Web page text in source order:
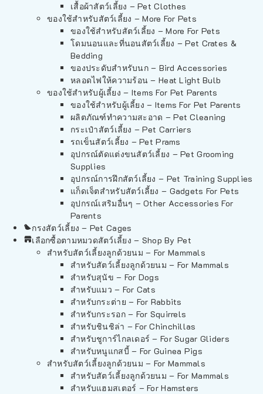
เสื้อผ้าสัตว์เลี้ยง – Pet Clothes
ของใช้สำหรับสัตว์เลี้ยง – More For Pets
ของใช้สำหรับสัตว์เลี้ยง – More For Pets
โดมนอนและที่นอนสัตว์เลี้ยง – Pet Crates &
Bedding
ของประดับสำหรับนก – Bird Accessories
หลอดไฟให้ความร้อน – Heat Light Bulb
ของใช้สำหรับผู้เลี้ยง – Items For Pet Parents
ของใช้สำหรับผู้เลี้ยง – Items For Pet Parents
ผลิตภัณฑ์ทำความสะอาด – Pet Cleaning
กระเป๋าสัตว์เลี้ยง – Pet Carriers
รถเข็นสัตว์เลี้ยง – Pet Prams
อุปกรณ์ตัดแต่งขนสัตว์เลี้ยง – Pet Grooming
Supplies
อุปกรณ์การฝึกสัตว์เลี้ยง – Pet Training Supplies
แก็ดเจ็ตสำหรับสัตว์เลี้ยง – Gadgets For Pets
อุปกรณ์เสริมอื่นๆ – Other Accessories For
Parents
กรงสัตว์เลี้ยง – Pet Cages
เลือกซื้อตามหมวดสัตว์เลี้ยง – Shop By Pet
สำหรับสัตว์เลี้ยงลูกด้วยนม – For Mammals
สำหรับสัตว์เลี้ยงลูกด้วยนม – For Mammals
สำหรับสุนัข – For Dogs
สำหรับแมว – For Cats
สำหรับกระต่าย – For Rabbits
สำหรับกระรอก – For Squirrels
สำหรับชินชิล่า – For Chinchillas
สำหรับชูการ์ไกลเดอร์ – For Sugar Gliders
สำหรับหนูแกสบี้ – For Guinea Pigs
สำหรับสัตว์เลี้ยงลูกด้วยนม – For Mammals
สำหรับสัตว์เลี้ยงลูกด้วยนม – For Mammals
สำหรับแฮมสเตอร์ – For Hamsters